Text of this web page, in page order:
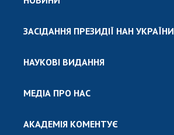
ЗАСІДАННЯ ПРЕЗИДІЇ НАН УКРАЇНИ
НАУКОВІ ВИДАННЯ
МЕДІА ПРО НАС
АКАДЕМІЯ КОМЕНТУЄ